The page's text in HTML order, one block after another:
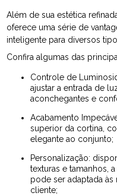
Além de sua estética
oferece uma série de
inteligente para diversos
Confira algumas das
Controle de Luminosidade: as faixas alternadas permitem
ajustar a entrada de
aconchegantes e
Acabamento Impecável: o bandô cobre o mecanismo
superior da cortina,
elegante ao conjunto;
Personalização: disponível em uma variedade de cores,
texturas e tamanhos,
pode ser adaptada
cliente;